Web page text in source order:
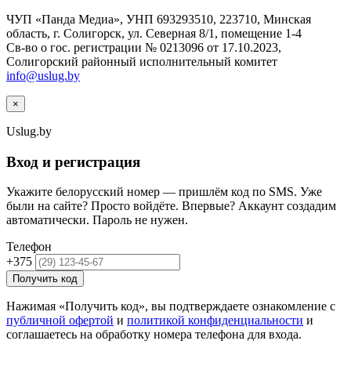
ЧУП «Панда Медиа», УНП 693293510, 223710, Минская
область, г. Солигорск, ул. Северная 8/1, помещение 1-4
Св-во о гос. регистрации № 0213096 от 17.10.2023,
Солигорский районный исполнительный комитет
info@uslug.by
×
Uslug.by
Вход и регистрация
Укажите белорусский номер — пришлём код по SMS. Уже
были на сайте? Просто войдёте. Впервые? Аккаунт создадим
автоматически. Пароль не нужен.
Телефон
+375
Получить код
Нажимая «Получить код», вы подтверждаете ознакомление с
публичной офертой и политикой конфиденциальности и
соглашаетесь на обработку номера телефона для входа.